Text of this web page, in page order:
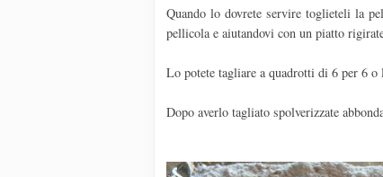
Quando lo dovrete servire toglieteli la
pellicola e aiutandovi con un piatto
Lo potete tagliare a quadrotti di 6 per 6
Dopo averlo tagliato spolverizzate